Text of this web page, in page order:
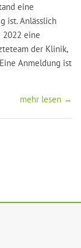
eine
ist. Anlässlich
2022 eine
der Klinik,
Anmeldung ist
mehr lesen →